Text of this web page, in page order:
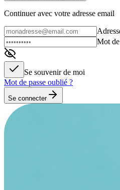
Continuer avec votre adresse email
Mot de
Se souvenir de moi
Mot de passe oublié ?
Se connecter